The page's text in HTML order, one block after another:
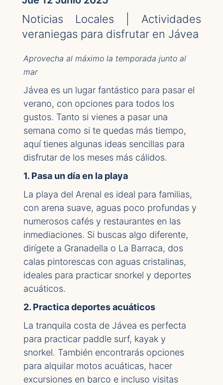
Noticias Locales | Actividades
veraniegas para disfrutar en Jávea
Aprovecha al máximo la temporada junto al
mar
Jávea es un lugar fantástico para pasar el
verano, con opciones para todos los
gustos. Tanto si vienes a pasar una
semana como si te quedas más tiempo,
aquí tienes algunas ideas sencillas para
disfrutar de los meses más cálidos.
1. Pasa un día en la playa
La playa del Arenal es ideal para familias,
con arena suave, aguas poco profundas y
numerosos cafés y restaurantes en las
inmediaciones. Si buscas algo diferente,
dirígete a Granadella o La Barraca, dos
calas pintorescas con aguas cristalinas,
ideales para practicar snorkel y deportes
acuáticos.
2. Practica deportes acuáticos
La tranquila costa de Jávea es perfecta
para practicar paddle surf, kayak y
snorkel. También encontrarás opciones
para alquilar motos acuáticas, hacer
excursiones en barco e incluso visitas